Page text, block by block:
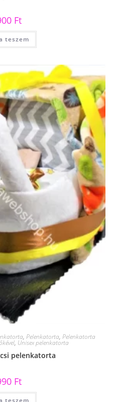
Ft
teszem
, Pelenkatorta, Pelenkatorta
, Unisex pelenkatorta
pelenkatorta
Ft
teszem